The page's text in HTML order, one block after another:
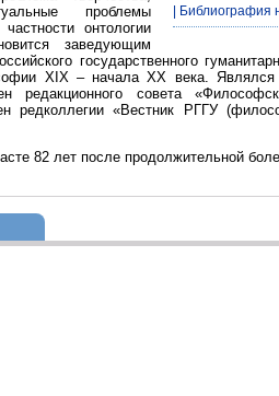
| Библиография
проблемы
онтологии
заведующим
государственного
XIX – начала XX века. Являлся
редакционного совета
редколлегии «Вестник РГГУ
82 лет после продолжительной